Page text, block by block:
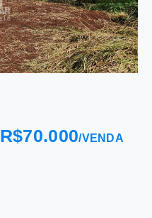
R$70.000/VENDA